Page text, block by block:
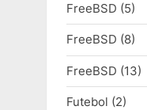
FreeBSD (5)
FreeBSD (8)
FreeBSD (13)
Futebol (2)